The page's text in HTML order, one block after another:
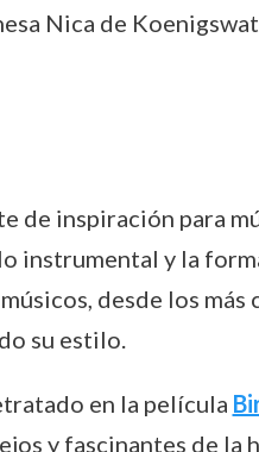
Nica de
de inspiración para
instrumental y la
desde los más
su estilo.
en la película
y fascinantes de la